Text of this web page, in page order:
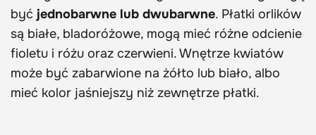
być jednobarwne lub dwubarwne. Płatki orlików
są białe, bladoróżowe, mogą mieć różne odcienie
fioletu i różu oraz czerwieni. Wnętrze kwiatów
może być zabarwione na żółto lub biało, albo
mieć kolor jaśniejszy niż zewnętrze płatki.